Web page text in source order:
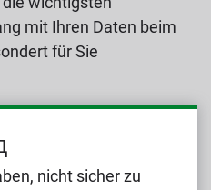
mit Ihren Daten beim
für Sie
nicht sicher zu